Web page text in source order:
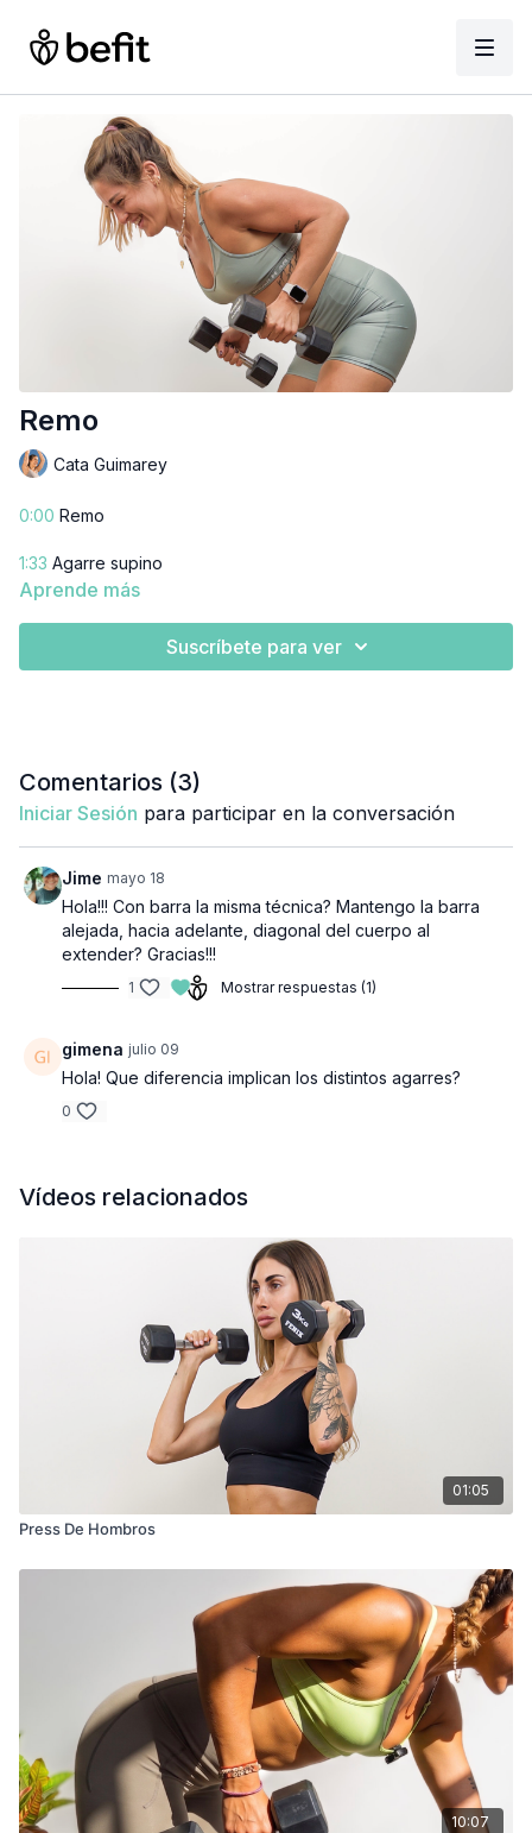
Remo
Cata Guimarey
0:00 Remo
1:33 Agarre supino
Aprende más
Suscríbete para ver
Comentarios (3)
Iniciar Sesión para participar en la conversación
Jime mayo 18
Hola!!! Con barra la misma técnica? Mantengo la barra
alejada, hacia adelante, diagonal del cuerpo al
extender? Gracias!!!
1 Mostrar respuestas (1)
gimena julio 09
Hola! Que diferencia implican los distintos agarres?
0
Vídeos relacionados
01:05
Press De Hombros
10:07